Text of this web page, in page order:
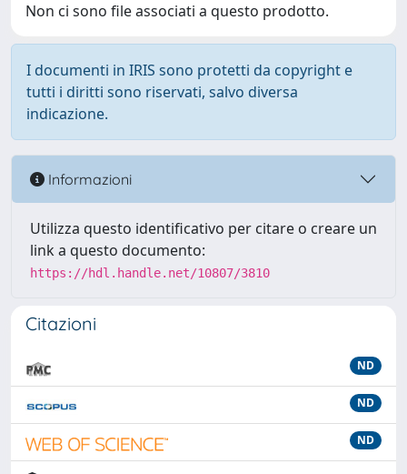
Non ci sono file associati a questo prodotto.
I documenti in IRIS sono protetti da copyright e
tutti i diritti sono riservati, salvo diversa
indicazione.
Informazioni
Utilizza questo identificativo per citare o creare un
link a questo documento:
https://hdl.handle.net/10807/3810
Citazioni
ND
ND
ND